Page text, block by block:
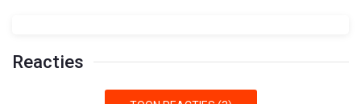
Reacties